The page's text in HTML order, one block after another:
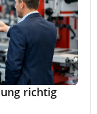
richtig